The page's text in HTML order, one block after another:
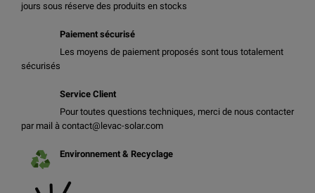
jours sous réserve des produits en stocks
Paiement sécurisé
Les moyens de paiement proposés sont tous totalement
sécurisés
Service Client
Pour toutes questions techniques, merci de nous contacter
par mail à contact@levac-solar.com
Environnement & Recyclage